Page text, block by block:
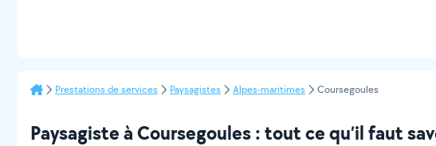
Prestations de services Paysagistes Alpes-maritimes Coursegoules
Paysagiste à Coursegoules : tout ce qu’il faut